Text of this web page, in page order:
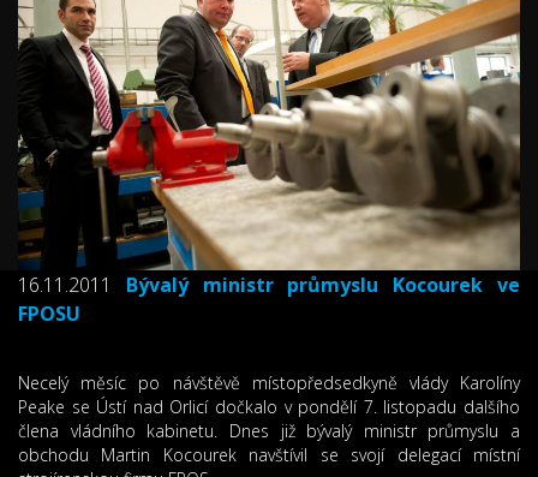
16.11.2011
Bývalý ministr průmyslu Kocourek ve
FPOSU
Necelý měsíc po návštěvě místopředsedkyně vlády Karolíny
Peake se Ústí nad Orlicí dočkalo v pondělí 7. listopadu dalšího
člena vládního kabinetu. Dnes již bývalý ministr průmyslu a
obchodu Martin Kocourek navštívil se svojí delegací místní